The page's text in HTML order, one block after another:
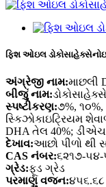
ફિશ ઓઇલ
અંગ્રેજી નામ:માછલી
બીજું નામ:
સ્પષ્ટીકરણ:૭%, ૧૦%,
સ્કિઝોકાઇટ્રિયમ
DHA તેલ 40%;
દેખાવ:આછો પીળો થી
CAS નંબર:૬૨૧૭-૫૪-
ગ્રેડ:ફૂડ ગ્રેડ
પરમાણુ વજન:૪૫૬.૬૮